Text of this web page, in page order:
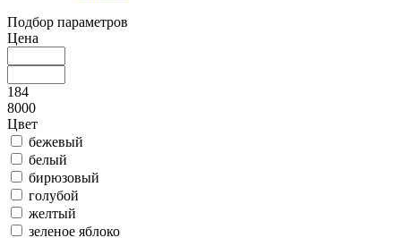
Подбор параметров
Цена
184
8000
Цвет
бежевый
белый
бирюзовый
голубой
желтый
зеленое яблоко